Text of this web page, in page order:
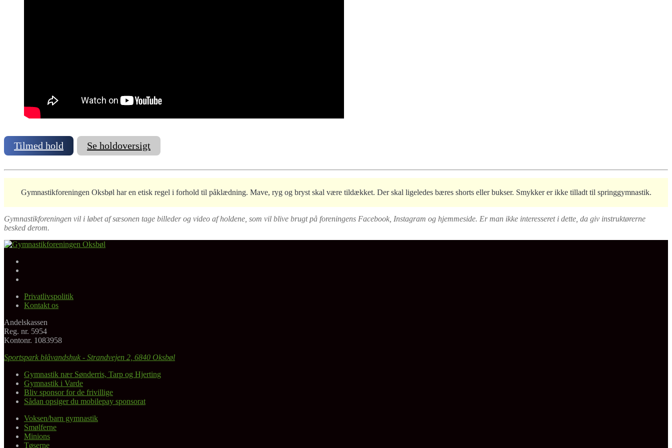
Tilmed hold Se holdoversigt
Gymnastikforeningen Oksbøl har en etisk regel i forhold til påklædning. Mave, ryg og bryst skal være tildækket. Der skal ligeledes bæres shorts eller bukser. Smykker er ikke tilladt til springgymnastik.
Gymnastikforeningen vil i løbet af sæsonen tage billeder og video af holdene, som vil blive brugt på foreningens Facebook, Instagram og hjemmeside. Er man ikke interesseret i dette, da giv instruktørerne
besked derom.
Gymnastikforeningen Oksbøl
Privatlivspolitik
Kontakt os
Andelskassen
Reg. nr. 5954
Kontonr. 1083958
Sportspark blåvandshuk - Strandvejen 2, 6840 Oksbøl
Gymnastik nær Sønderris, Tarp og Hjerting
Gymnastik i Varde
Bliv sponsor for de frivillige
Sådan opsiger du mobilepay sponsorat
Voksen/barn gymnastik
Smølferne
Minions
Tøserne